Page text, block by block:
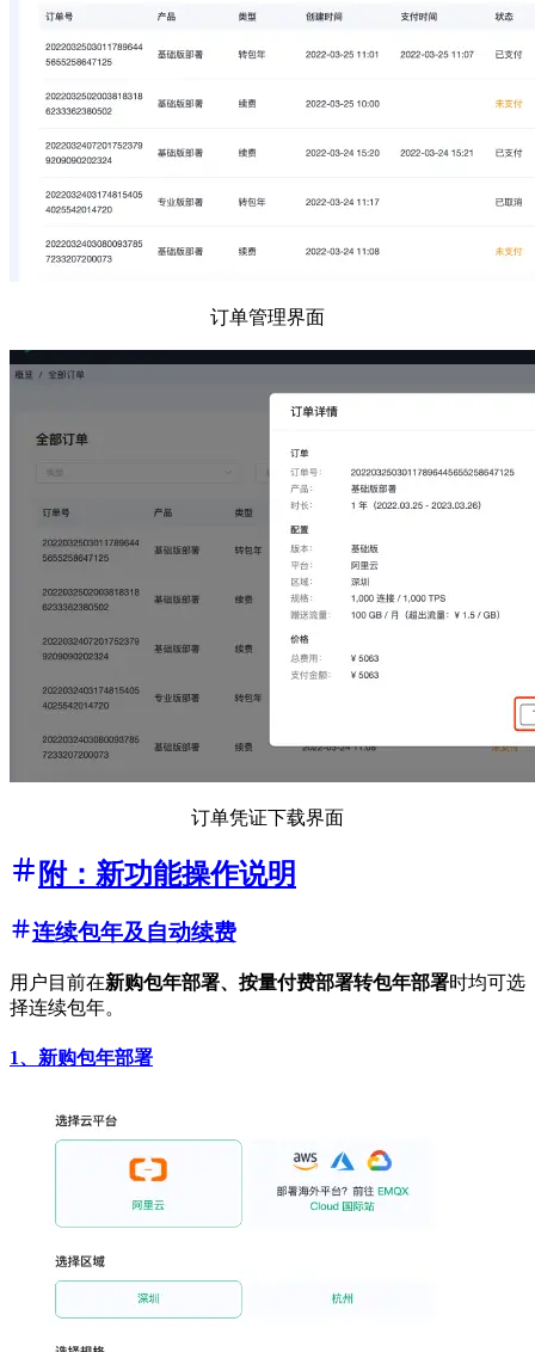
订单管理界面
订单凭证下载界面
附：新功能操作说明
连续包年及自动续费
用户目前在新购包年部署、按量付费部署转包年部署时均可选
择连续包年。
1、新购包年部署